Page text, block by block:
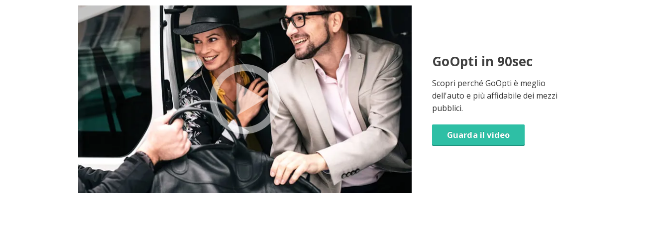
GoOpti in 90sec
Scopri perché GoOpti è meglio
dell'auto e più affidabile dei mezzi
pubblici.
Guarda il video